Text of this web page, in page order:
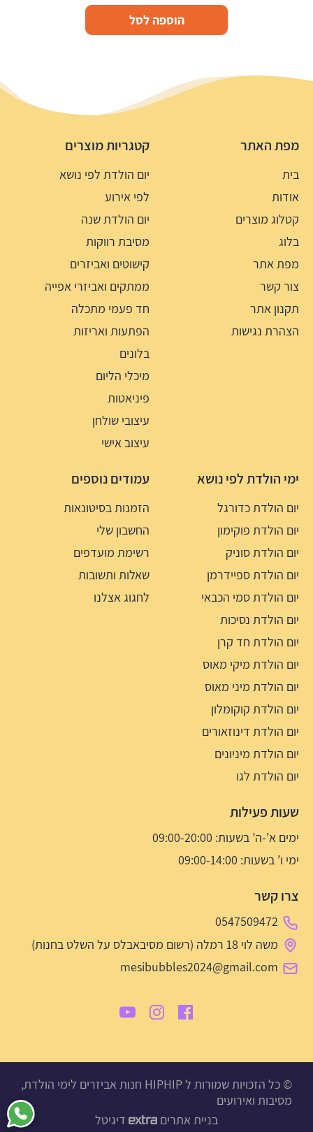
הוספה לסל
מפת האתר
בית
אודות
קטלוג מוצרים
בלוג
מפת אתר
צור קשר
תקנון אתר
הצהרת נגישות
קטגריות מוצרים
יום הולדת לפי נושא
לפי אירוע
יום הולדת שנה
מסיבת רווקות
קישוטים ואביזרים
ממתקים ואביזרי אפייה
חד פעמי מתכלה
הפתעות ואריזות
בלונים
מיכלי הליום
פיניאטות
עיצובי שולחן
עיצוב אישי
ימי הולדת לפי נושא
יום הולדת כדורגל
יום הולדת פוקימון
יום הולדת סוניק
יום הולדת ספיידרמן
יום הולדת סמי הכבאי
יום הולדת נסיכות
יום הולדת חד קרן
יום הולדת מיקי מאוס
יום הולדת מיני מאוס
יום הולדת קוקומלון
יום הולדת דינוזאורים
יום הולדת מיניונים
יום הולדת לגו
עמודים נוספים
הזמנות בסיטונאות
החשבון שלי
רשימת מועדפים
שאלות ותשובות
לחגוג אצלנו
שעות פעילות
ימים א’-ה’ בשעות: 09:00-20:00
ימי ו’ בשעות: 09:00-14:00
צרו קשר
0547509472
משה לוי 18 רמלה (רשום מסיבאבלס על השלט בחנות)
mesibubbles2024@gmail.com
© כל הזכויות שמורות ל HIPHIP חנות אביזרים לימי הולדת,
מסיבות ואירועים
בניית אתרים
דיגיטל